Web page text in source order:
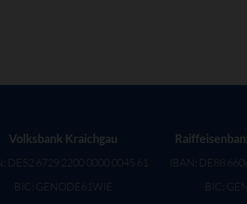
Volksbank Kraichgau
DE52 6729 2200 0000 0045 61
BIC: GENODE61WIE
IBAN: DE88
BIC: